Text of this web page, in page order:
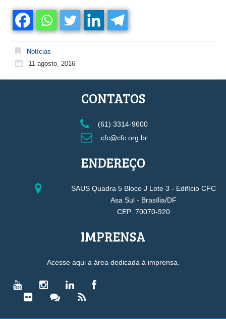
Notícias
11 agosto, 2016
CONTATOS
(61) 3314-9600
cfc@cfc.org.br
ENDEREÇO
SAUS Quadra 5 Bloco J Lote 3 - Edifício CFC
Asa Sul - Brasília/DF
CEP: 70070-920
IMPRENSA
Acesse aqui a área dedicada à imprensa.